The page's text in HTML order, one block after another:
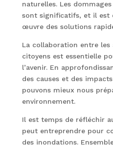
naturelles. Les
sont significatifs, et il est
œuvre des solutions
La collaboration entre
citoyens est essentielle
l’avenir. En
des causes et des
pouvons mieux nous
environnement.
Il est temps de réfléchir
peut entreprendre pour
des inondations.